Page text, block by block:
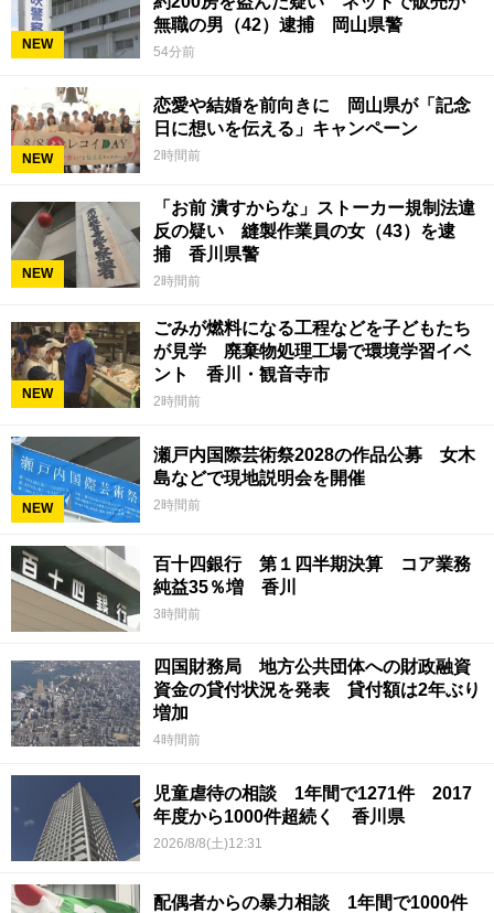
NEW
無職の男（42）逮捕 岡山県警
54分前
NEW
恋愛や結婚を前向きに 岡山県が「記念
日に想いを伝える」キャンペーン
2時間前
NEW
「お前 潰すからな」ストーカー規制法違
反の疑い 縫製作業員の女（43）を逮
捕 香川県警
2時間前
NEW
ごみが燃料になる工程などを子どもたち
が見学 廃棄物処理工場で環境学習イベ
ント 香川・観音寺市
2時間前
NEW
瀬戸内国際芸術祭2028の作品公募 女木
島などで現地説明会を開催
2時間前
百十四銀行 第１四半期決算 コア業務
純益35％増 香川
3時間前
四国財務局 地方公共団体への財政融資
資金の貸付状況を発表 貸付額は2年ぶり
増加
4時間前
児童虐待の相談 1年間で1271件 2017
年度から1000件超続く 香川県
2026/8/8(土)12:31
配偶者からの暴力相談 1年間で1000件